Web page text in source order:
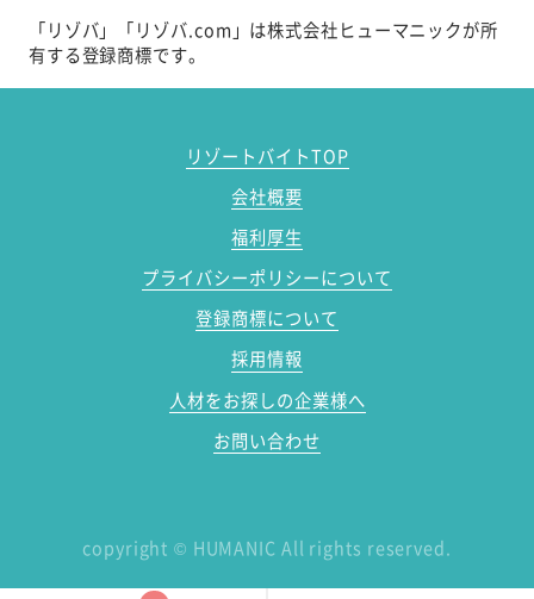
「リゾバ」「リゾバ.com」は株式会社ヒューマニックが所
有する登録商標です。
リゾートバイトTOP
会社概要
福利厚生
プライバシーポリシーについて
登録商標について
採用情報
人材をお探しの企業様へ
お問い合わせ
copyright © HUMANIC All rights reserved.